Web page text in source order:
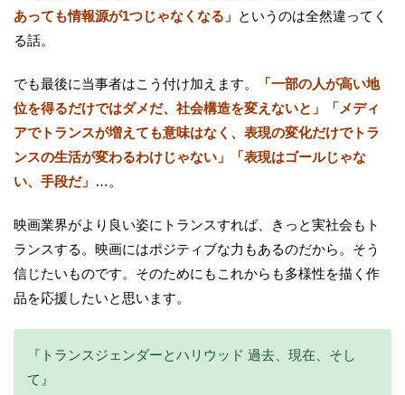
あっても情報源が1つじゃなくなる」 というのは全然違ってく
る話。
でも最後に当事者はこう付け加えます。
「一部の人が高い地
位を得るだけではダメだ、社会構造を変えないと」「メディ
アでトランスが増えても意味はなく、表現の変化だけでトラ
ンスの生活が変わるわけじゃない」「表現はゴールじゃな
い、手段だ」 …。
映画業界がより良い姿にトランスすれば、きっと実社会もト
ランスする。映画にはポジティブな力もあるのだから。そう
信じたいものです。そのためにもこれからも多様性を描く作
品を応援したいと思います。
『トランスジェンダーとハリウッド 過去、現在、そし
て』